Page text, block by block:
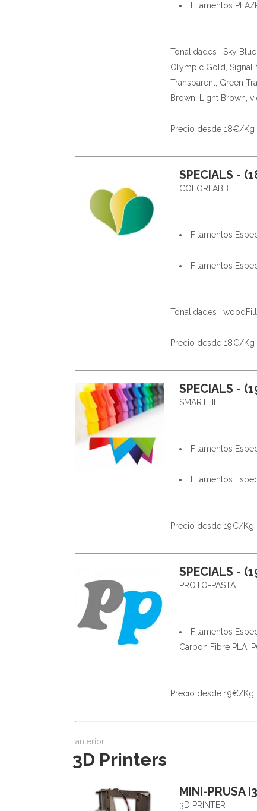
Filamentos PLA/
Tonalidades : Sky
Olympic Gold, Signal
Transparent, Green
Brown, Light Brown,
Precio desde 18€/Kg
SPECIALS -
COLORFABB
Filamentos
Filamentos
Tonalidades :
Precio desde 18€/Kg
SPECIALS -
SMARTFIL
Filamentos
Filamentos
Precio desde 19€/Kg
SPECIALS -
PROTO-PASTA
Filamentos
Carbon Fibre PLA,
Precio desde 19€/Kg
anterior
3D Printers
MINI-PRUSA
3D PRINTER